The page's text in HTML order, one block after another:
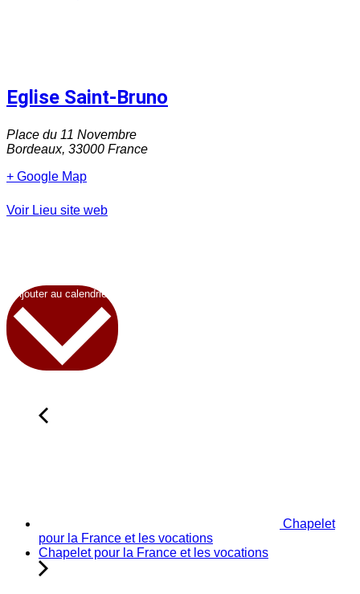
Eglise Saint-Bruno
Place du 11 Novembre
Bordeaux, 33000 France
+ Google Map
Voir Lieu site web
Chapelet
pour la France et les vocations
Chapelet pour la France et les vocations